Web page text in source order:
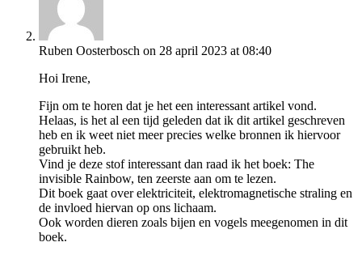
Ruben Oosterbosch on 28 april 2023 at 08:40
Hoi Irene,
Fijn om te horen dat je het een interessant artikel vond.
Helaas, is het al een tijd geleden dat ik dit artikel geschreven
heb en ik weet niet meer precies welke bronnen ik hiervoor
gebruikt heb.
Vind je deze stof interessant dan raad ik het boek: The
invisible Rainbow, ten zeerste aan om te lezen.
Dit boek gaat over elektriciteit, elektromagnetische straling en
de invloed hiervan op ons lichaam.
Ook worden dieren zoals bijen en vogels meegenomen in dit
boek.